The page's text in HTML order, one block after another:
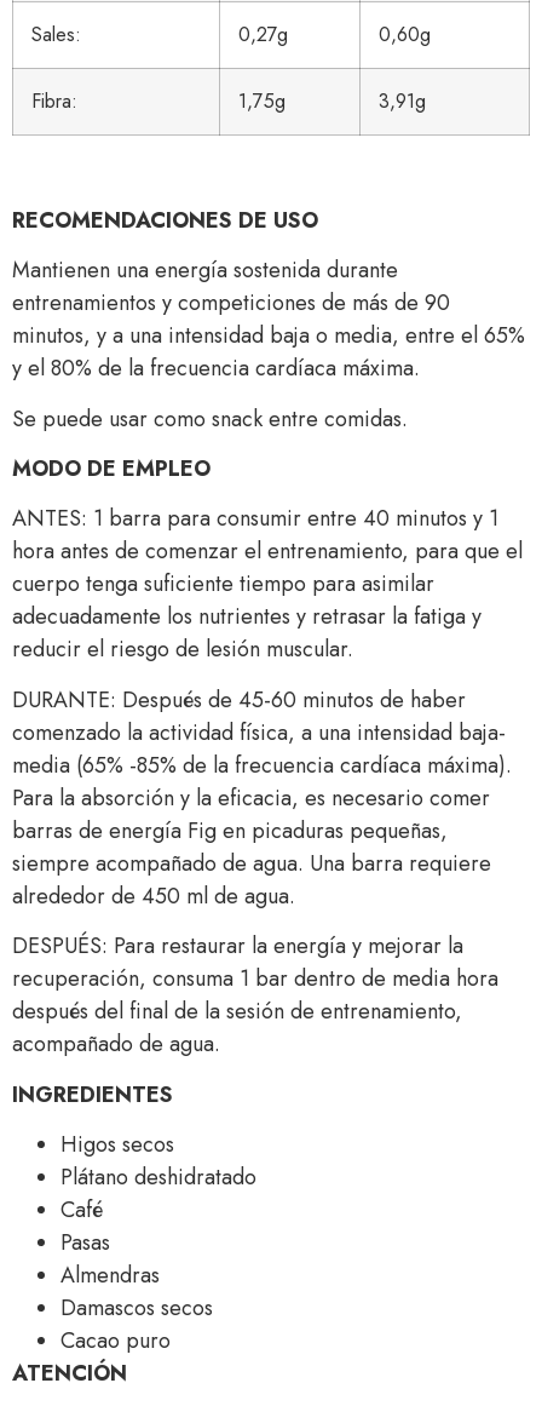
Sales: 0,27g 0,60g
Fibra: 1,75g 3,91g
RECOMENDACIONES DE USO
Mantienen una energía sostenida durante
entrenamientos y competiciones de más de 90
minutos, y a una intensidad baja o media, entre el 65%
y el 80% de la frecuencia cardíaca máxima.
Se puede usar como snack entre comidas.
MODO DE EMPLEO
ANTES: 1 barra para consumir entre 40 minutos y 1
hora antes de comenzar el entrenamiento, para que el
cuerpo tenga suficiente tiempo para asimilar
adecuadamente los nutrientes y retrasar la fatiga y
reducir el riesgo de lesión muscular.
DURANTE: Después de 45-60 minutos de haber
comenzado la actividad física, a una intensidad baja-
media (65% -85% de la frecuencia cardíaca máxima).
Para la absorción y la eficacia, es necesario comer
barras de energía Fig en picaduras pequeñas,
siempre acompañado de agua. Una barra requiere
alrededor de 450 ml de agua.
DESPUÉS: Para restaurar la energía y mejorar la
recuperación, consuma 1 bar dentro de media hora
después del final de la sesión de entrenamiento,
acompañado de agua.
INGREDIENTES
Higos secos
Plátano deshidratado
Café
Pasas
Almendras
Damascos secos
Cacao puro
ATENCIÓN